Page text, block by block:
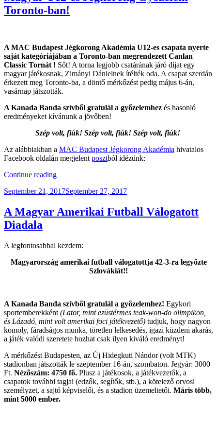
Toronto-ban!
A MAC Budapest Jégkorong Akadémia U12-es csapata nyerte
saját kategóriájában a Toronto-ban megrendezett Canlan
Classic Tornát ! Sőt! A torna legjobb csatárának járó díjat egy
magyar játékosnak, Zimányi Dánielnek ítélték oda. A csapat szerdán
érkezett meg Toronto-ba, a döntő mérkőzést pedig május 6-án,
vasárnap játszották.
A Kanada Banda szívből gratulál a győzelemhez és hasonló
eredményeket kívánunk a jövőben!
Szép volt, fiúk! Szép volt, fiúk! Szép volt, fiúk!
Az alábbiakban a MAC Budapest Jégkorong Akadémia hivatalos
Facebook oldalán megjelent posztból idézünk:
Continue reading“Magyar
es
Győzelem
Toronto-
Posted
September 21, 2017September 27, 2017
A Magyar Amerikai Futball Válogatott
Diadala
A legfontosabbal kezdem:
Magyarország amerikai futball válogatottja 42-3-ra legyőzte
Szlovákiát!!
A Kanada Banda szívből gratulál a győzelemhez! Egykori
sportemberekként (Lator, mintezüstérmes teak-won-do olimpikon,
és Lázadó, mint volt amerikai foci játékvezető) tudjuk, hogy nagyon
komoly, fáradságos munka, töretlen lelkesedés, igazi küzdeni akarás,
a játék valódi szeretete hozhat csak ilyen kiváló eredményt!
A mérkőzést Budapesten, az Új Hidegkuti Nándor (volt MTK)
stadionban játszották le szeptember 16-án, szombaton. Jegyár: 3000
Ft. Nézőszám: 4750 fő. Plusz a játékosok, a játékvezetők, a
csapatok további tagjai (edzők, segítők, stb.), a kötelező orvosi
személyzet, a sajtó képviselői, és a stadion üzemeltetői. Máris több,
mint 5000 ember.